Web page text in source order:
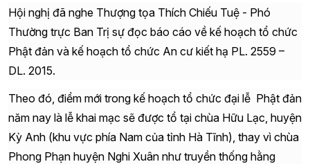
Hội nghị đã nghe Thượng tọa Thích Chiếu Tuệ - Phó
Thường trực Ban Trị sự đọc báo cáo về kế hoạch tổ chức
Phật đản và kế hoạch tổ chức An cư kiết hạ PL. 2559 –
DL. 2015.
Theo đó, điểm mới trong kế hoạch tổ chức đại lễ Phật đản
năm nay là lễ khai mạc sẽ được tổ tại chùa Hữu Lạc, huyện
Kỳ Anh (khu vực phía Nam của tỉnh Hà Tĩnh), thay vì chùa
Phong Phạn huyện Nghi Xuân như truyền thống hằng